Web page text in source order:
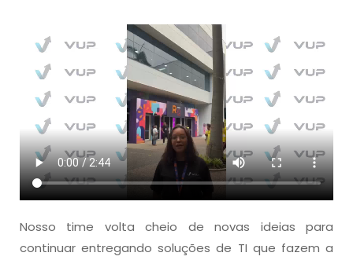
Nosso time volta cheio de novas ideias para
continuar entregando soluções de TI que fazem a